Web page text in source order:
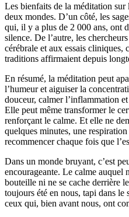
Les bienfaits de la méditation sur
deux mondes. D’un côté, les
qui, il y a plus de 2 000 ans, ont
silence. De l’autre, les
cérébrale et aux essais cliniques,
traditions affirmaient depuis
En résumé, la méditation peut
l’humeur et aiguiser la
douceur, calmer l’inflammation
Elle peut même transformer le
renforçant le calme. Et elle ne
quelques minutes, une
recommencer chaque fois que
Dans un monde bruyant, c’est
encourageante. Le calme auquel
bouteille ni ne se cache derrière
toujours été en nous, tapi dans
ceux qui, bien avant nous, ont